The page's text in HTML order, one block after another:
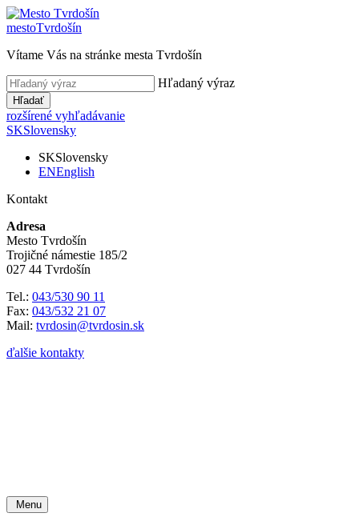
mestoTvrdošín
Vítame Vás na stránke mesta Tvrdošín
Hľadaný výraz
Hľadať
rozšírené vyhľadávanie
SKSlovensky
SKSlovensky
ENEnglish
Kontakt
Adresa
Mesto Tvrdošín
Trojičné námestie 185/2
027 44 Tvrdošín
Tel.: 043/530 90 11
Fax: 043/532 21 07
Mail: tvrdosin@tvrdosin.sk
ďalšie kontakty
Menu